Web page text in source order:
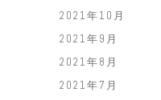
2021年10月
2021年9月
2021年8月
2021年7月